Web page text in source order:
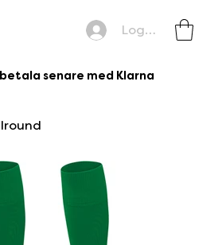
betala senare med Klarna
Logga in